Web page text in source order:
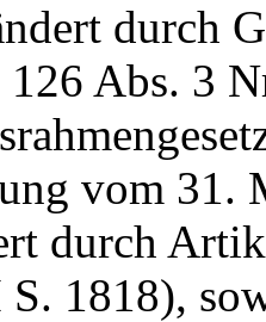
durch
Abs. 3
vom
durch
1818),